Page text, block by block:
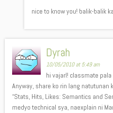
nice to know you! balik-balik
Dyrah
10/05/2010 at 5:49 am
hi vajarl! classmate
Anyway, share ko rin lang natutunan
“Stats, Hits, Likes: Semantics and
medyo technical sya, naexplain ni